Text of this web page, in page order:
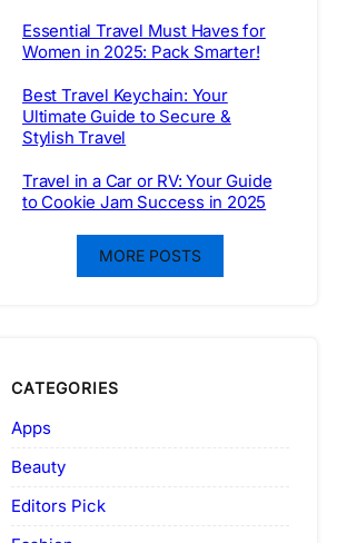
Essential Travel Must Haves for
Women in 2025: Pack Smarter!
Best Travel Keychain: Your
Ultimate Guide to Secure &
Stylish Travel
Travel in a Car or RV: Your Guide
to Cookie Jam Success in 2025
MORE POSTS
CATEGORIES
Apps
Beauty
Editors Pick